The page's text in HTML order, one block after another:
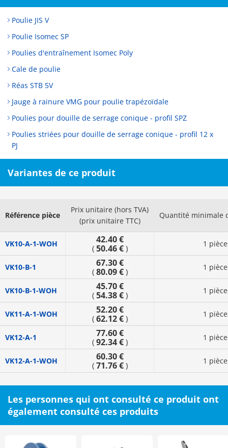
Poulie JIS V
Poulie Isomec SP
Poulies d'entraînement Isomec Poly
Cale de poulie
Réas STB 5V
Jauge à rainure VMG pour poulie trapézoïdale
Poulies pour douille de serrage conique - profil SPZ
Poulies striées pour douille de serrage conique - profil 12 x
PJ
Variantes de ce produit
Référence pièce
Prix unitaire (hors TVA)
(prix unitaire TTC)
Quantité minimale
VK10-A-1-WOH 42.40 €
( 50.46 €) 1
VK10-B-1 67.30 €
( 80.09 €) 1
VK10-B-1-WOH 45.70 €
( 54.38 €) 1
VK11-A-1-WOH 52.20 €
( 62.12 €) 1
VK12-A-1 77.60 €
( 92.34 €) 1
VK12-A-1-WOH 60.30 €
( 71.76 €) 1
Les personnes qui ont consulté ce produit ont
également consulté ces produits